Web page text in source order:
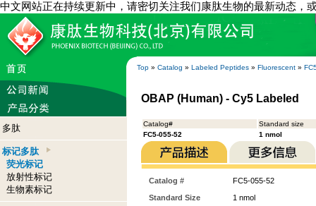
中文网站正在持续更新中，请密切关注我们康肽生物的最新动态，
Top » Catalog » Labeled Peptides » Fluorescent »
多肽
标记多肽
荧光标记
放射性标记
生物素标记
OBAP (Human) - Cy5 Labeled
Catalog#
Standard size
FC5-055-52
1 nmol
Catalog #
FC5-055-52
Standard Size
1 nmol